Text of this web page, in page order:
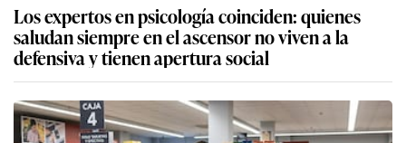
Los expertos en psicología coinciden: quienes
saludan siempre en el ascensor no viven a la
defensiva y tienen apertura social